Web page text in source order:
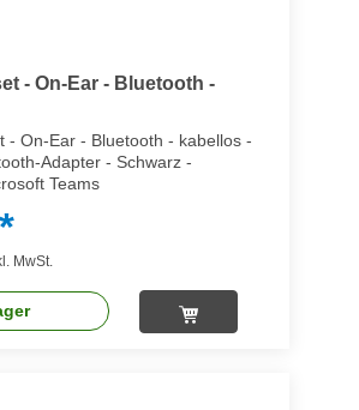
- On-Ear - Bluetooth -
- On-Ear - Bluetooth - kabellos -
Adapter - Schwarz -
Teams
MwSt.